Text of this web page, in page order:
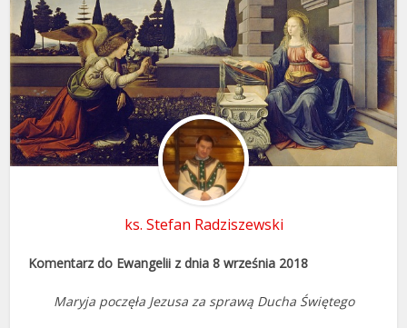
ks. Stefan Radziszewski
Komentarz do Ewangelii z dnia 8 września 2018
Maryja poczęła Jezusa za sprawą Ducha Świętego